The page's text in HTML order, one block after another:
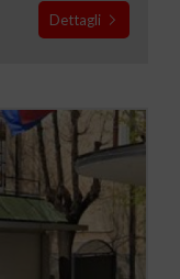
Dettagli